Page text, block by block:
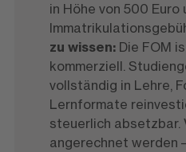
in Höhe von 500 Euro
zu wissen: Die FOM
kommerziell.
vollständig in Lehre,
Lernformate
steuerlich absetzbar.
angerechnet werden